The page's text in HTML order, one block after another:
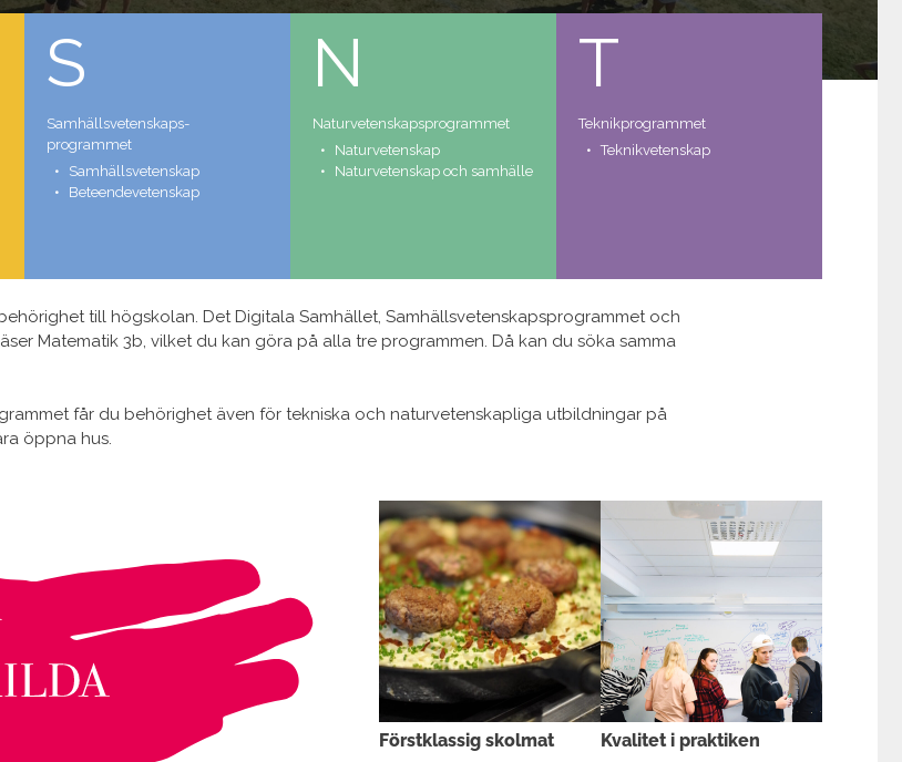
S
Samhälls­vetenskaps­
programmet
Samhälls­vetenskap
Beteende­vetenskap
N
Naturvetenskaps­programmet
Natur­vetenskap
Natur­vetenskap och samhälle
T
Teknik­programmet
Teknik­vetenskap
till högskolan. Det Digitala Samhället, Samhällsvetenskapsprogrammet och
Matematik 3b, vilket du kan göra på alla tre programmen. Då kan du söka samma
får du behörighet även för tekniska och naturvetenskapliga utbildningar på
öppna hus.
Förstklassig skolmat Kvalitet i praktiken